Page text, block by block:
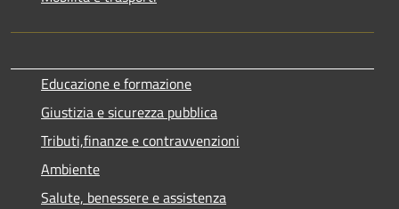
Educazione e formazione
Giustizia e sicurezza pubblica
Tributi,finanze e contravvenzioni
Ambiente
Salute, benessere e assistenza